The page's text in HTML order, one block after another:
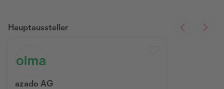
azado AG
Hauptaussteller